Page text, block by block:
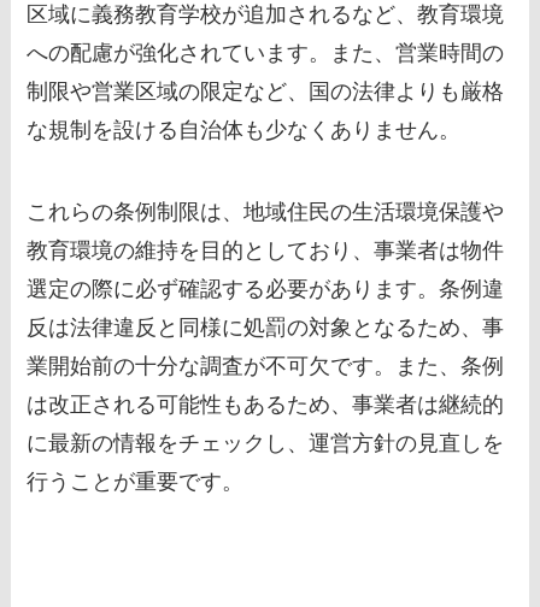
区域に義務教育学校が追加されるなど、教育環境
への配慮が強化されています。また、営業時間の
制限や営業区域の限定など、国の法律よりも厳格
な規制を設ける自治体も少なくありません。
これらの条例制限は、地域住民の生活環境保護や
教育環境の維持を目的としており、事業者は物件
選定の際に必ず確認する必要があります。条例違
反は法律違反と同様に処罰の対象となるため、事
業開始前の十分な調査が不可欠です。また、条例
は改正される可能性もあるため、事業者は継続的
に最新の情報をチェックし、運営方針の見直しを
行うことが重要です。